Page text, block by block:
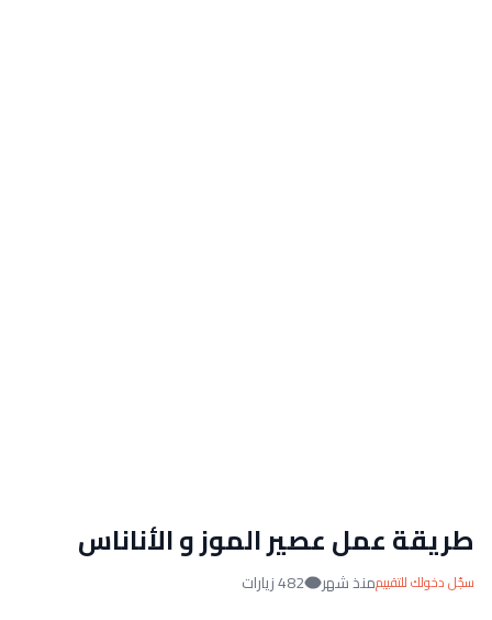
طريقة عمل عصير الموز و الأناناس
سجّل دخولك للتقييممنذ شهر 482 زيارات